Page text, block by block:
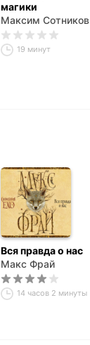
магики
Максим Сотников
19 минут
Вся правда о нас
Макс Фрай
14 часов 2 минуты